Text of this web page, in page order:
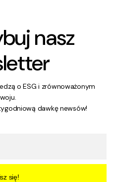
nasz
o ESG i zrównoważonym
dawkę newsów!
się!